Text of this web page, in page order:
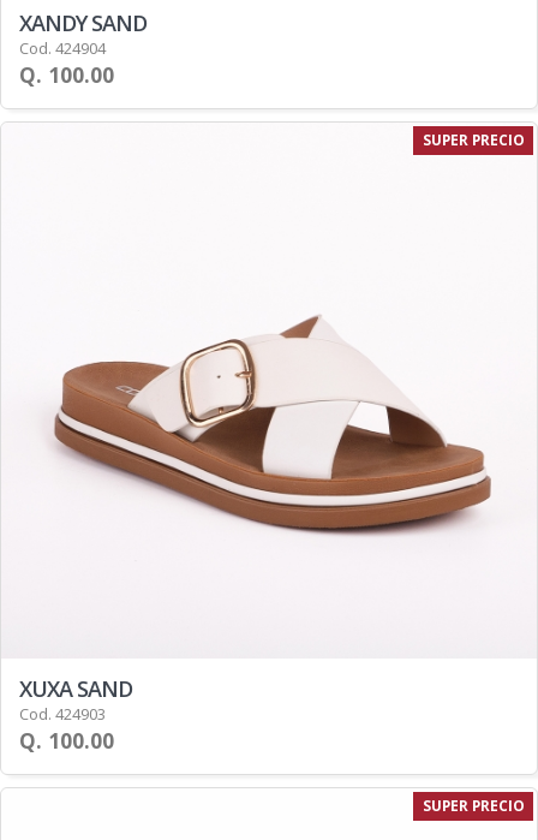
XANDY SAND
Cod. 424904
Q. 100.00
SUPER PRECIO
XUXA SAND
Cod. 424903
Q. 100.00
SUPER PRECIO